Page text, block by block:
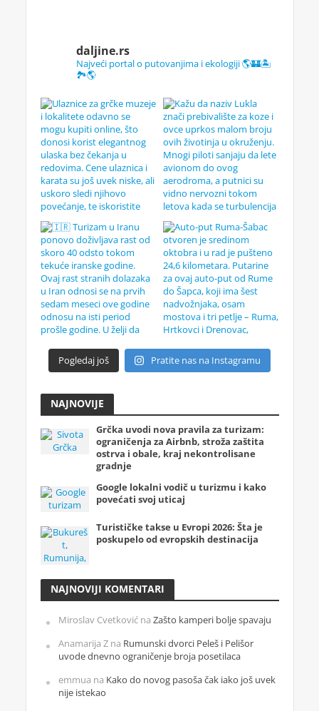
daljine.rs
Najveći portal o putovanjima i ekologiji 🌎🏰🏝️
🏞️🌎
Pogledaj još Pratite nas na Instagramu
NAJNOVIJE
Grčka uvodi nova pravila za turizam:
ograničenja za Airbnb, stroža zaštita
ostrva i obale, kraj nekontrolisane
gradnje
Google lokalni vodič u turizmu i kako
povećati svoj uticaj
Turističke takse u Evropi 2026: Šta je
poskupelo od evropskih destinacija
NAJNOVIJI KOMENTARI
Miroslav Cvetkovićna Zašto kamperi bolje spavaju
Anamarija Zna Rumunski dvorci Peleš i Pelišor
uvode dnevno ograničenje broja posetilaca
emmua na Kako do novog pasoša čak iako još uvek
nije istekao